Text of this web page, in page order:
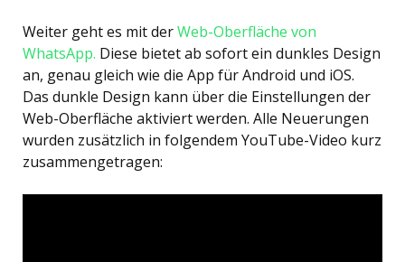
Weiter geht es mit derWeb-Oberfläche von
WhatsApp. Diese bietet ab sofort ein dunkles Design
an, genau gleich wie die App für Android und iOS.
Das dunkle Design kann über die Einstellungen der
Web-Oberfläche aktiviert werden. Alle Neuerungen
wurden zusätzlich in folgendem YouTube-Video kurz
zusammengetragen: